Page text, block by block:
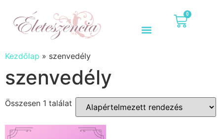
0
Kezdőlap » szenvedély
szenvedély
Összesen 1 találat